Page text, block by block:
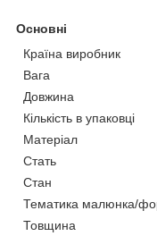
Основні
Країна виробник
Вага
Довжина
Кількість в упаковці
Матеріал
Стать
Стан
Тематика малюнка/
Товщина